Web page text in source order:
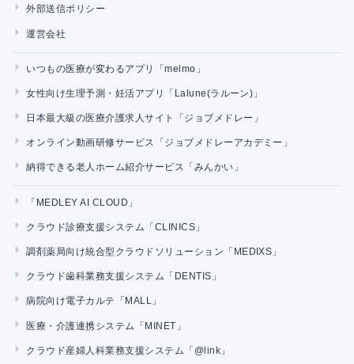
外部送信ポリシー
運営会社
いつもの医療が変わるアプリ「melmo」
女性向け生理予測・妊活アプリ「Lalune(ラルーン)」
日本最大級の医療介護求人サイト「ジョブメドレー」
オンライン動画研修サービス「ジョブメドレーアカデミー」
納得できる老人ホーム紹介サービス「みんかい」
「MEDLEY AI CLOUD」
クラウド診療支援システム「CLINICS」
調剤薬局向け統合型クラウドソリューション「MEDIXS」
クラウド歯科業務支援システム「DENTIS」
病院向け電子カルテ「MALL」
医療・介護連携システム「MINET」
クラウド産婦人科業務支援システム「@link」